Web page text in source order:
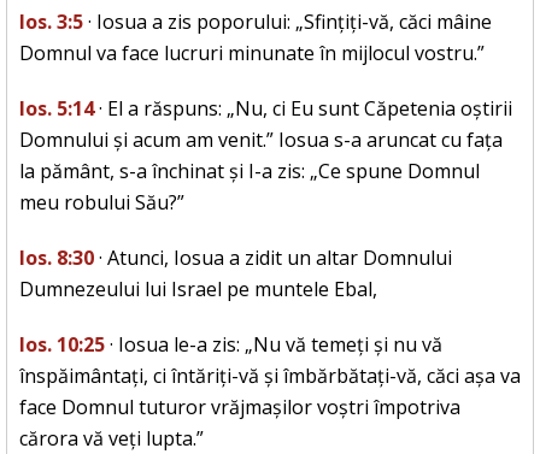
Ios. 3:5· Iosua a zis poporului: „Sfințiți-vă, căci mâine
Domnul va face lucruri minunate în mijlocul vostru.”
Ios. 5:14· El a răspuns: „Nu, ci Eu sunt Căpetenia oștirii
Domnului și acum am venit.” Iosua s-a aruncat cu fața
la pământ, s-a închinat și I-a zis: „Ce spune Domnul
meu robului Său?”
Ios. 8:30· Atunci, Iosua a zidit un altar Domnului
Dumnezeului lui Israel pe muntele Ebal,
Ios. 10:25· Iosua le-a zis: „Nu vă temeți și nu vă
înspăimântați, ci întăriți-vă și îmbărbătați-vă, căci așa va
face Domnul tuturor vrăjmașilor voștri împotriva
cărora vă veți lupta.”